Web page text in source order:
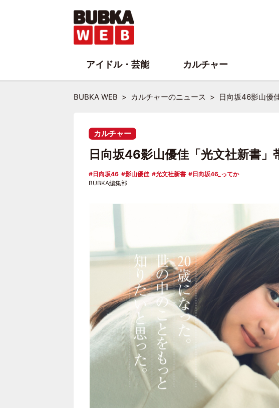
BUBKA WEB カルチャーのニュース 日向坂46影山優
カルチャー
日向坂46影山優佳「光文社新書
日向坂46 影山優佳 光文社新書
日向坂46_ってか
BUBKA編集部
アイドル・芸能 カルチャー